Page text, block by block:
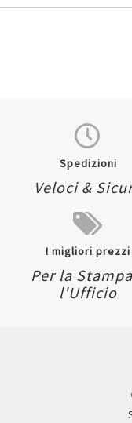
Spedizioni
Veloci &
I migliori prezzi
Per la
l'Ufficio